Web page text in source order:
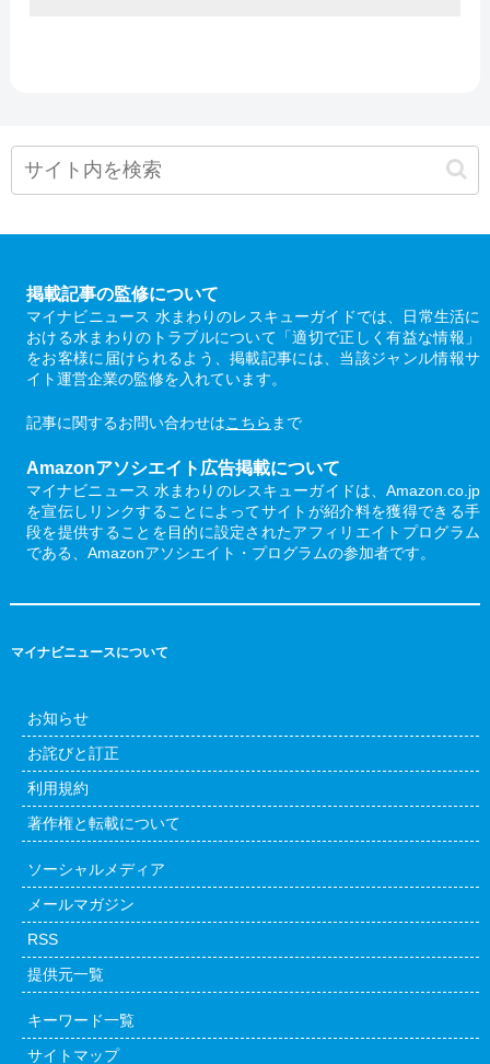
掲載記事の監修について
マイナビニュース 水まわりのレスキューガイドでは、日常生活に
おける水まわりのトラブルについて「適切で正しく有益な情報」
をお客様に届けられるよう、掲載記事には、当該ジャンル情報サ
イト運営企業の監修を入れています。
記事に関するお問い合わせはこちら まで
Amazonアソシエイト広告掲載について
マイナビニュース 水まわりのレスキューガイドは、Amazon.co.jp
を宣伝しリンクすることによってサイトが紹介料を獲得できる手
段を提供することを目的に設定されたアフィリエイトプログラム
である、Amazonアソシエイト・プログラムの参加者です。
マイナビニュースについて
お知らせ
お詫びと訂正
利用規約
著作権と転載について
ソーシャルメディア
メールマガジン
RSS
提供元一覧
キーワード一覧
サイトマップ